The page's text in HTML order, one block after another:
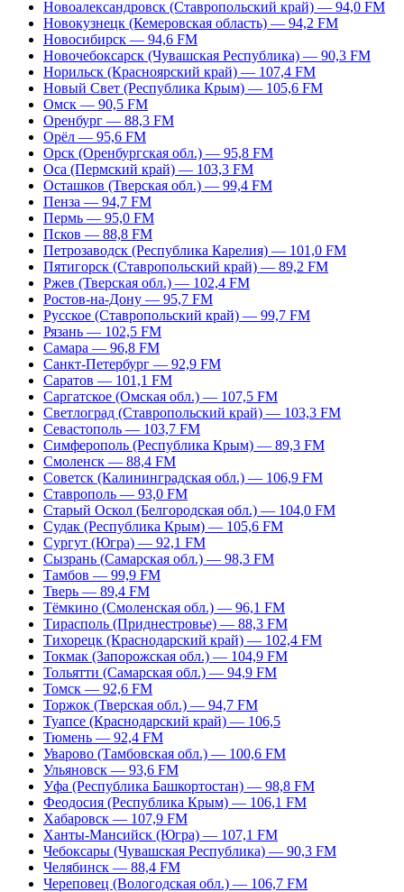
Новоалександровск (Ставропольский край) — 94,0 FM
Новокузнецк (Кемеровская область) — 94,2 FM
Новосибирск — 94,6 FM
Новочебоксарск (Чувашская Республика) — 90,3 FM
Норильск (Красноярский край) — 107,4 FM
Новый Свет (Республика Крым) — 105,6 FM
Омск — 90,5 FM
Оренбург — 88,3 FM
Орёл — 95,6 FM
Орск (Оренбургская обл.) — 95,8 FM
Оса (Пермский край) — 103,3 FM
Осташков (Тверская обл.) — 99,4 FM
Пенза — 94,7 FM
Пермь — 95,0 FM
Псков — 88,8 FM
Петрозаводск (Республика Карелия) — 101,0 FM
Пятигорск (Ставропольский край) — 89,2 FM
Ржев (Тверская обл.) — 102,4 FM
Ростов-на-Дону — 95,7 FM
Русское (Ставропольский край) — 99,7 FM
Рязань — 102,5 FM
Самара — 96,8 FM
Санкт-Петербург — 92,9 FM
Саратов — 101,1 FM
Саргатское (Омская обл.) — 107,5 FM
Светлоград (Ставропольский край) — 103,3 FM
Севастополь — 103,7 FM
Симферополь (Республика Крым) — 89,3 FM
Смоленск — 88,4 FM
Советск (Калининградская обл.) — 106,9 FM
Ставрополь — 93,0 FM
Старый Оскол (Белгородская обл.) — 104,0 FM
Судак (Республика Крым) — 105,6 FM
Сургут (Югра) — 92,1 FM
Сызрань (Самарская обл.) — 98,3 FM
Тамбов — 99,9 FM
Тверь — 89,4 FM
Тёмкино (Смоленская обл.) — 96,1 FM
Тирасполь (Приднестровье) — 88,3 FM
Тихорецк (Краснодарский край) — 102,4 FM
Токмак (Запорожская обл.) — 104,9 FM
Тольятти (Самарская обл.) — 94,9 FM
Томск — 92,6 FM
Торжок (Тверская обл.) — 94,7 FM
Туапсе (Краснодарский край) — 106,5
Тюмень — 92,4 FM
Уварово (Тамбовская обл.) — 100,6 FM
Ульяновск — 93,6 FM
Уфа (Республика Башкортостан) — 98,8 FM
Феодосия (Республика Крым) — 106,1 FM
Хабаровск — 107,9 FM
Ханты-Мансийск (Югра) — 107,1 FM
Чебоксары (Чувашская Республика) — 90,3 FM
Челябинск — 88,4 FM
Череповец (Вологодская обл.) — 106,7 FM